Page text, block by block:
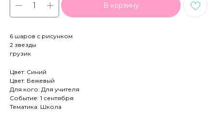
В корзину
6 шаров с рисунком
2 звезды
грузик
Цвет: Синий
Цвет: Бежевый
Для кого: Для учителя
Событие: 1 сентября
Тематика: Школа